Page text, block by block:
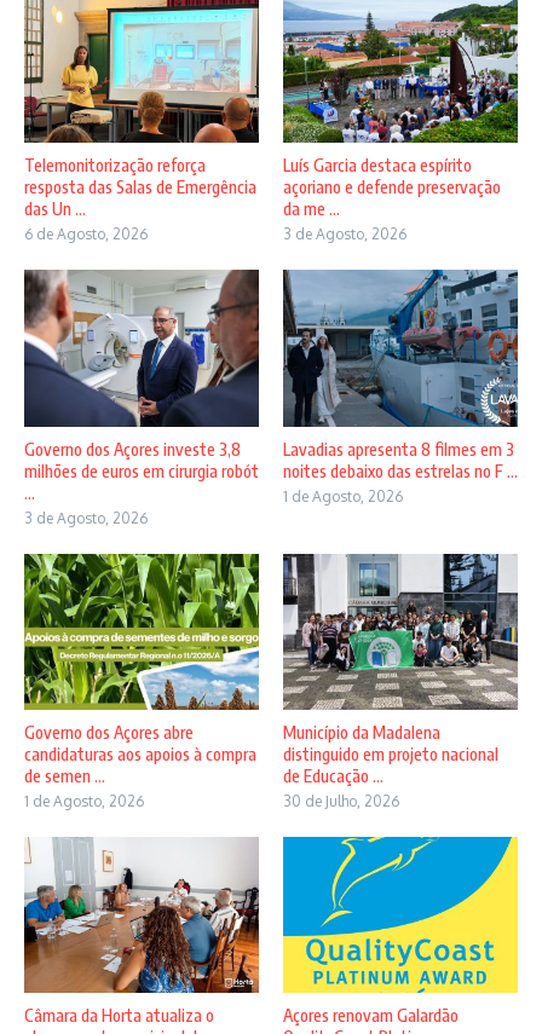
Telemonitorização reforça
resposta das Salas de Emergência
das Un ...
6 de Agosto, 2026
Luís Garcia destaca espírito
açoriano e defende preservação
da me ...
3 de Agosto, 2026
Governo dos Açores investe 3,8
milhões de euros em cirurgia robót
...
3 de Agosto, 2026
Lavadias apresenta 8 filmes em 3
noites debaixo das estrelas no F ...
1 de Agosto, 2026
Governo dos Açores abre
candidaturas aos apoios à compra
de semen ...
1 de Agosto, 2026
Município da Madalena
distinguido em projeto nacional
de Educação ...
30 de Julho, 2026
Câmara da Horta atualiza o
Açores renovam Galardão